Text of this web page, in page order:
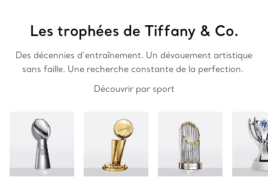
Les trophées de Tiffany & Co.
Des décennies d’entraînement. Un dévouement artistique
sans faille. Une recherche constante de la perfection.
Découvrir par sport